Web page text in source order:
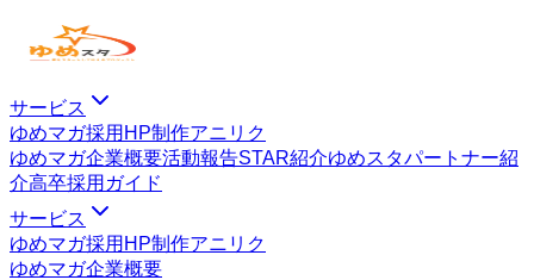
サービス
ゆめマガ採用HP制作アニリク
ゆめマガ企業概要活動報告STAR紹介ゆめスタパートナー紹
介高卒採用ガイド
サービス
ゆめマガ採用HP制作アニリク
ゆめマガ企業概要